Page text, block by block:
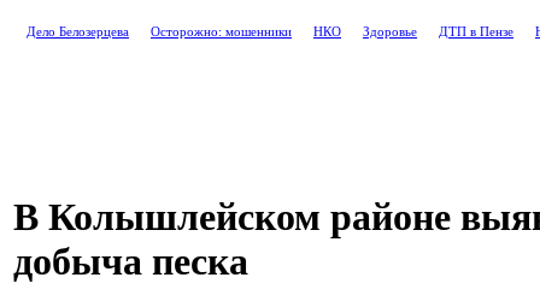
Дело Белозерцева Осторожно: мошенники НКО Здоровье ДТП в Пензе
В Колышлейском районе
добыча песка